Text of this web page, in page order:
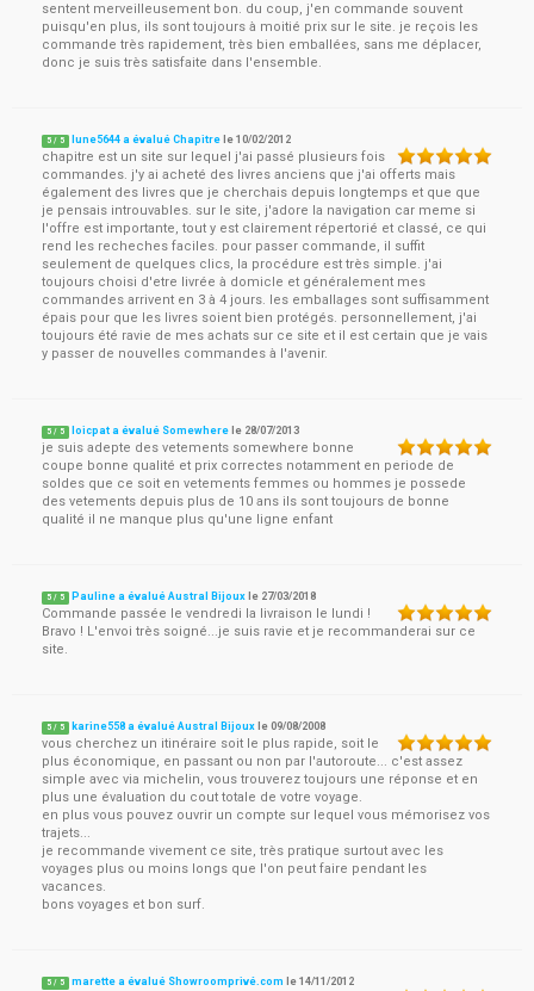
sentent merveilleusement bon. du coup, j'en commande souvent
puisqu'en plus, ils sont toujours à moitié prix sur le site. je reçois les
commande très rapidement, très bien emballées, sans me déplacer,
donc je suis très satisfaite dans l'ensemble.
5 / 5 lune5644 a évalué Chapitre le10/02/2012
chapitre est un site sur lequel j'ai passé plusieurs fois
commandes. j'y ai acheté des livres anciens que j'ai offerts mais
également des livres que je cherchais depuis longtemps et que que
je pensais introuvables. sur le site, j'adore la navigation car meme si
l'offre est importante, tout y est clairement répertorié et classé, ce qui
rend les recheches faciles. pour passer commande, il suffit
seulement de quelques clics, la procédure est très simple. j'ai
toujours choisi d'etre livrée à domicle et généralement mes
commandes arrivent en 3 à 4 jours. les emballages sont suffisamment
épais pour que les livres soient bien protégés. personnellement, j'ai
toujours été ravie de mes achats sur ce site et il est certain que je vais
y passer de nouvelles commandes à l'avenir.
5 / 5 loicpat a évalué Somewhere le 28/07/2013
je suis adepte des vetements somewhere bonne
coupe bonne qualité et prix correctes notamment en periode de
soldes que ce soit en vetements femmes ou hommes je possede
des vetements depuis plus de 10 ans ils sont toujours de bonne
qualité il ne manque plus qu'une ligne enfant
5 / 5 Pauline a évalué Austral Bijoux le 27/03/2018
Commande passée le vendredi la livraison le lundi !
Bravo ! L'envoi très soigné...je suis ravie et je recommanderai sur ce
site.
5 / 5 karine558 a évalué Austral Bijoux le09/08/2008
vous cherchez un itinéraire soit le plus rapide, soit le
plus économique, en passant ou non par l'autoroute... c'est assez
simple avec via michelin, vous trouverez toujours une réponse et en
plus une évaluation du cout totale de votre voyage.
en plus vous pouvez ouvrir un compte sur lequel vous mémorisez vos
trajets...
je recommande vivement ce site, très pratique surtout avec les
voyages plus ou moins longs que l'on peut faire pendant les
vacances.
bons voyages et bon surf.
5 / 5 marette a évalué Showroomprivé.com le14/11/2012